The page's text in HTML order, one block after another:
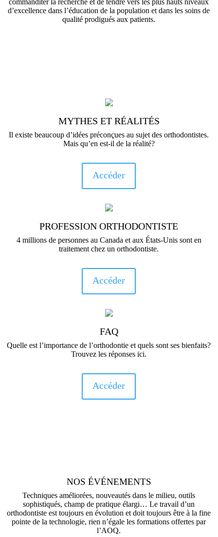
commanditer la recherche et de tendre vers les plus hauts niveaux
d’excellence dans l’éducation de la population et dans les soins de
qualité prodigués aux patients.
MYTHES ET RÉALITÉS
Il existe beaucoup d’idées préconçues au sujet des orthodontistes.
Mais qu’en est-il de la réalité?
Accéder
PROFESSION ORTHODONTISTE
4 millions de personnes au Canada et aux États-Unis sont en
traitement chez un orthodontiste.
Accéder
FAQ
Quelle est l’importance de l’orthodontie et quels sont ses bienfaits?
Trouvez les réponses ici.
Accéder
NOS ÉVÉNEMENTS
Techniques améliorées, nouveautés dans le milieu, outils
sophistiqués, champ de pratique élargi… Le travail d’un
orthodontiste est toujours en évolution et doit toujours être à la fine
pointe de la technologie, rien n’égale les formations offertes par
l’AOQ.